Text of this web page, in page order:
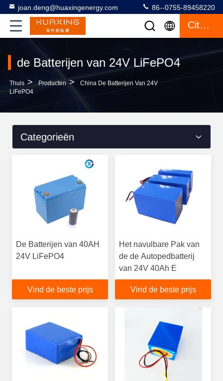
joan.deng@huaxingenergy.com 86--0755-89458220
Citaat
de Batterijen van 24V LiFePO4
Thuis > Producten >
China De Batterijen Van 24V
LiFePO4
Categorieën
De Batterijen van 40AH
24V LiFePO4
Vind de beste prijs
Het navulbare Pak van
de de Autopedbatterij
van 24V 40Ah E
Vind de beste prijs